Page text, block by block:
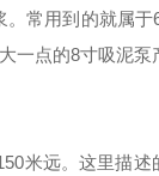
常用到的就属
一点的8寸吸泥泵
米远。这里描